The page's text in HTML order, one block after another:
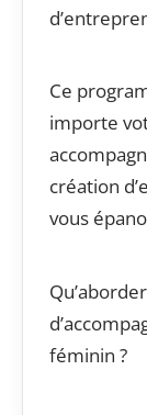
Ce
importe
création
vous
féminin ?